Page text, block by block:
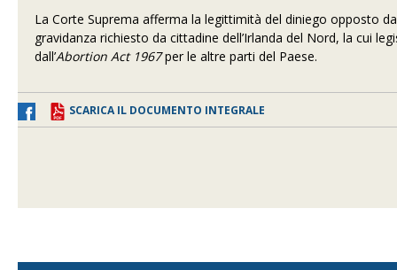
LaCorte Suprema afferma la legittimità del diniego opposto
gravidanza richiesto da cittadine dell’Irlanda del Nord, la cui
dall’Abortion Act 1967per le altre parti del Paese.
SCARICA IL DOCUMENTO INTEGRALE